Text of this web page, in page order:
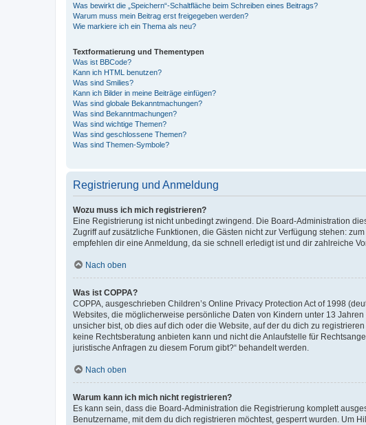
Was bewirkt die „Speichern“-Schaltfläche beim Schreiben eines Beitrags?
Warum muss mein Beitrag erst freigegeben werden?
Wie markiere ich ein Thema als neu?
Textformatierung und Thementypen
Was ist BBCode?
Kann ich HTML benutzen?
Was sind Smilies?
Kann ich Bilder in meine Beiträge einfügen?
Was sind globale Bekanntmachungen?
Was sind Bekanntmachungen?
Was sind wichtige Themen?
Was sind geschlossene Themen?
Was sind Themen-Symbole?
Registrierung und Anmeldung
Wozu muss ich mich registrieren?
Eine Registrierung ist nicht unbedingt zwingend. Die Board-Administration
Zugriff auf zusätzliche Funktionen, die Gästen nicht zur Verfügung stehen:
empfehlen dir eine Anmeldung, da sie schnell erledigt ist und dir zahlreiche
Nach oben
Was ist COPPA?
COPPA, ausgeschrieben Children’s Online Privacy Protection Act of 1998
Websites, die möglicherweise persönliche Daten von Kindern unter 13
unsicher bist, ob dies auf dich oder die Website, auf der du dich zu
keine Rechtsberatung anbieten kann und nicht die Anlaufstelle für
juristische Anfragen zu diesem Forum gibt?“ behandelt werden.
Nach oben
Warum kann ich mich nicht registrieren?
Es kann sein, dass die Board-Administration die Registrierung komplett
Benutzername, mit dem du dich registrieren möchtest, gesperrt wurden. Um